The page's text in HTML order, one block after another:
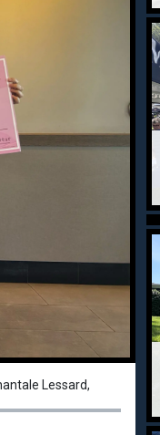
Lessard,